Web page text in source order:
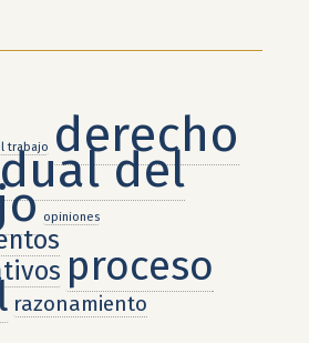
trabajo derecho
del
opiniones
proceso
razonamiento